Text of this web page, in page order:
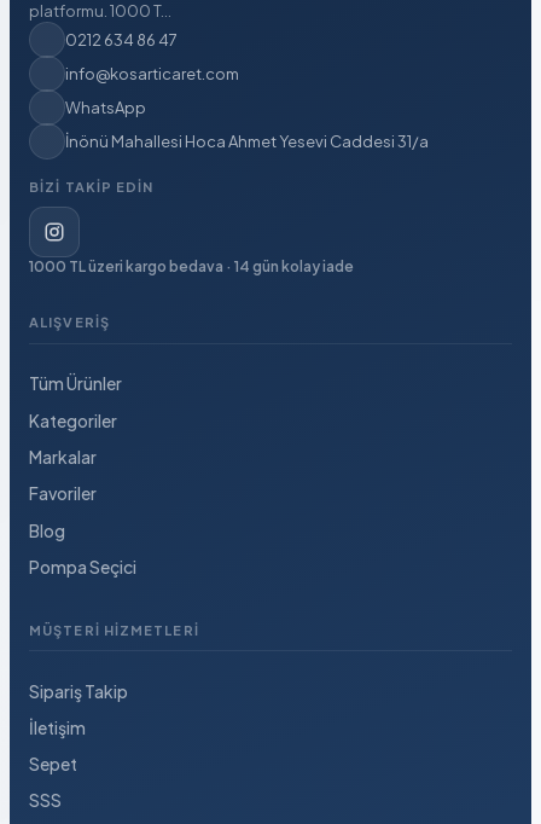
platformu. 1000 T...
0212 634 86 47
info@kosarticaret.com
WhatsApp
İnönü Mahallesi Hoca Ahmet Yesevi Caddesi 31/a
BIZI TAKIP EDIN
1000 TL üzeri kargo bedava · 14 gün kolay iade
ALIŞVERIŞ
Tüm Ürünler
Kategoriler
Markalar
Favoriler
Blog
Pompa Seçici
MÜŞTERI HIZMETLERI
Sipariş Takip
İletişim
Sepet
SSS